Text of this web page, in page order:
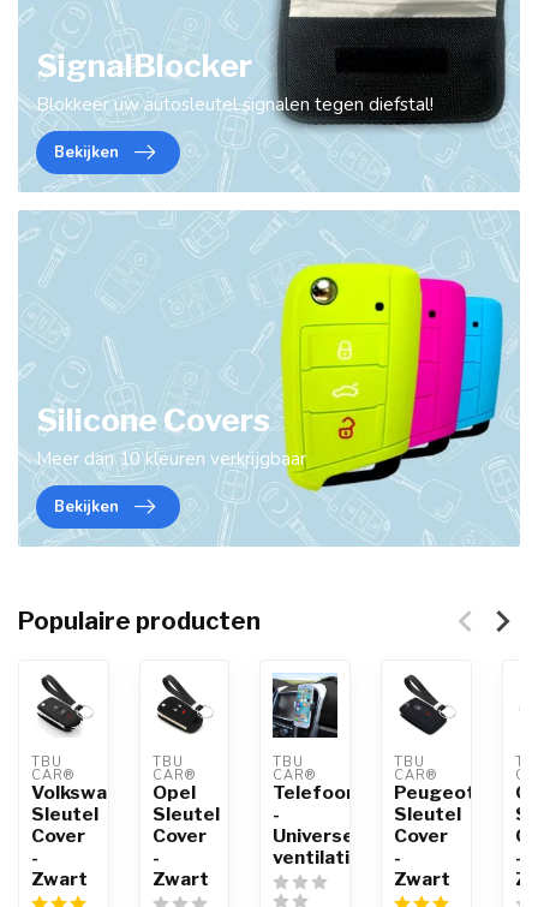
SignalBlocker
Blokkeer uw autosleutel signalen tegen diefstal!
Bekijken
Silicone Covers
Meer dan 10 kleuren verkrijgbaar
Bekijken
Populaire producten
TBU
CAR®
Volkswagen
Sleutel
Cover
-
Zwart
TBU
CAR®
Opel
Sleutel
Cover
-
Zwart
TBU
CAR®
Telefoonhouder
-
Universele
ventilatiehouder
TBU
CAR®
Peugeot
Sleutel
Cover
-
Zwart
-